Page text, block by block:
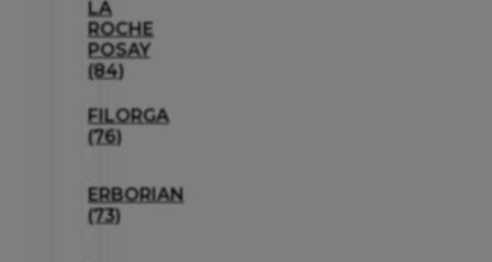
LA
ROCHE
POSAY
(84)
FILORGA
(76)
ERBORIAN
(73)